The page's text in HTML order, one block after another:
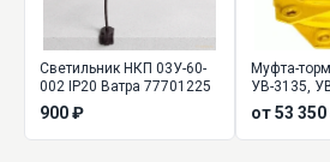
Светильник НКП 03У-60-
002 IP20 Ватра 77701225
900 ₽
Муфта-
УВ-3135,
УВ-3141,
УВ-3146
от 53